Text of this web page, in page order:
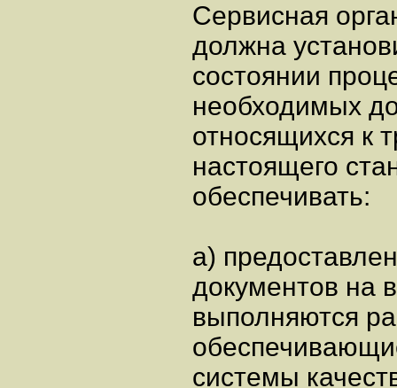
Сервисная
должна
состоянии
необходимых
относящихся к
настоящего
обеспечивать:
а)
документов на
выполняются
системы